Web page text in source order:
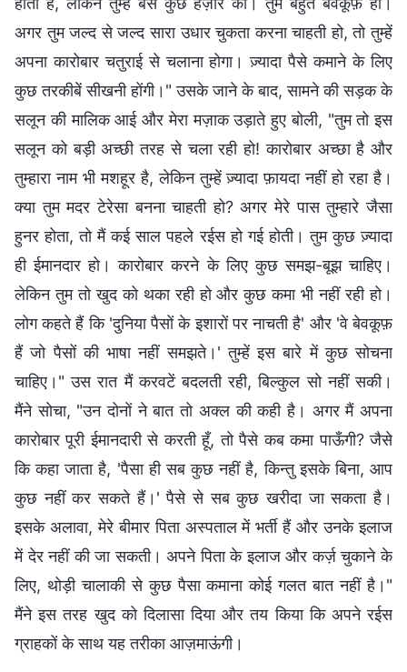
अगर तुम जल्द से जल्द सारा उधार चुकता करना चाहती हो, तो तुम्हें
अपना कारोबार चतुराई से चलाना होगा। ज़्यादा पैसे कमाने के लिए
कुछ तरकीबें सीखनी होंगी।" उसके जाने के बाद, सामने की सड़क के
सलून की मालिक आई और मेरा मज़ाक उड़ाते हुए बोली, "तुम तो इस
सलून को बड़ी अच्छी तरह से चला रही हो! कारोबार अच्छा है और
तुम्हारा नाम भी मशहूर है, लेकिन तुम्हें ज़्यादा फ़ायदा नहीं हो रहा है।
क्या तुम मदर टेरेसा बनना चाहती हो? अगर मेरे पास तुम्हारे जैसा
हुनर होता, तो मैं कई साल पहले रईस हो गई होती। तुम कुछ ज़्यादा
ही ईमानदार हो। कारोबार करने के लिए कुछ समझ-बूझ चाहिए।
लेकिन तुम तो खुद को थका रही हो और कुछ कमा भी नहीं रही हो।
लोग कहते हैं कि 'दुनिया पैसों के इशारों पर नाचती है' और 'वे बेवकूफ़
हैं जो पैसों की भाषा नहीं समझते।' तुम्हें इस बारे में कुछ सोचना
चाहिए।" उस रात मैं करवटें बदलती रही, बिल्कुल सो नहीं सकी।
मैंने सोचा, "उन दोनों ने बात तो अक्ल की कही है। अगर मैं अपना
कारोबार पूरी ईमानदारी से करती हूँ, तो पैसे कब कमा पाऊँगी? जैसे
कि कहा जाता है, 'पैसा ही सब कुछ नहीं है, किन्तु इसके बिना, आप
कुछ नहीं कर सकते हैं।' पैसे से सब कुछ खरीदा जा सकता है।
इसके अलावा, मेरे बीमार पिता अस्पताल में भर्ती हैं और उनके इलाज
में देर नहीं की जा सकती। अपने पिता के इलाज और कर्ज़ चुकाने के
लिए, थोड़ी चालाकी से कुछ पैसा कमाना कोई गलत बात नहीं है।"
मैंने इस तरह खुद को दिलासा दिया और तय किया कि अपने रईस
ग्राहकों के साथ यह तरीका आज़माऊंगी।